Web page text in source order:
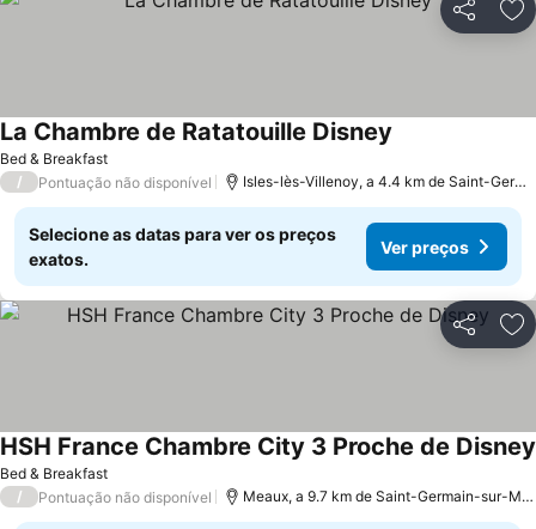
Partilhar
Bed & Breakfast
La Chambre de Ratatouille Disney
/ Pontuação não disponível Isles-lès-Villenoy, a 4.4 km de Saint-Germain-sur-Morin
Selecione as datas para ver os preços
exatos.
Ver preços
Partilhar
Bed & Breakfast
HSH France Chambre City 3 Proche de Disney
/ Pontuação não disponível Meaux, a 9.7 km de Saint-Germain-sur-Morin